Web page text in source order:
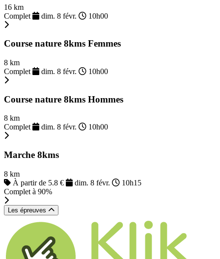
16 km
Complet
dim. 8 févr. 10h00
Course nature 8kms Femmes
8 km
Complet
dim. 8 févr. 10h00
Course nature 8kms Hommes
8 km
Complet
dim. 8 févr. 10h00
Marche 8kms
8 km
À partir de 5.8 €
dim. 8 févr.
10h15
Complet à 90%
Les épreuves